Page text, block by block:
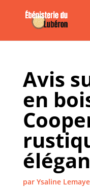
Avis
en
par Ysaline